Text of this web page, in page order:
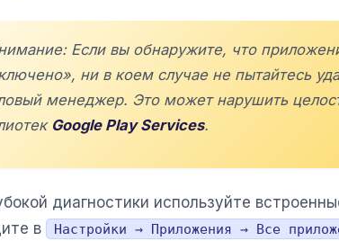
Если вы обнаружите, что
ни в коем случае не пытайтесь
менеджер. Это может нарушить
Google Play Services.
диагностики используйте
в
Настройки → Приложения → Все